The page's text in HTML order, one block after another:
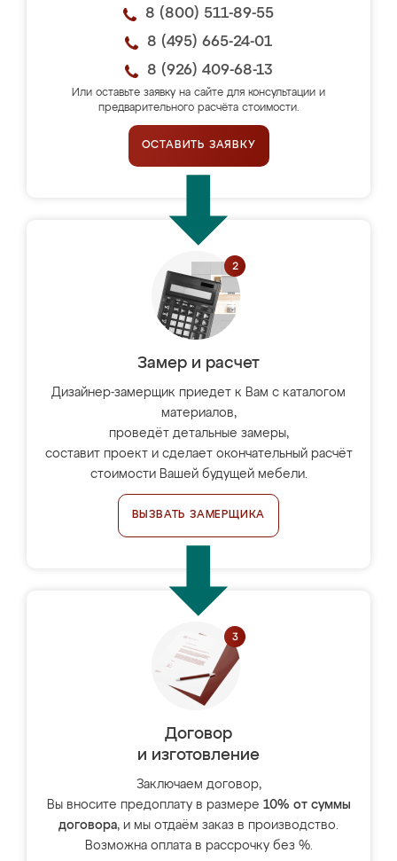
8 (800) 511-89-55
8 (495) 665-24-01
8 (926) 409-68-13
Или оставьте заявку на сайте для консультации и
предварительного расчёта стоимости.
ОСТАВИТЬ ЗАЯВКУ
Замер и расчет
Дизайнер-замерщик приедет к Вам с каталогом
материалов,
проведёт детальные замеры,
составит проект и сделает окончательный расчёт
стоимости Вашей будущей мебели.
ВЫЗВАТЬ ЗАМЕРЩИКА
Договор
и изготовление
Заключаем договор,
Вы вносите предоплату в размере 10% от суммы
договора, и мы отдаём заказ в производство.
Возможна оплата в рассрочку без %.